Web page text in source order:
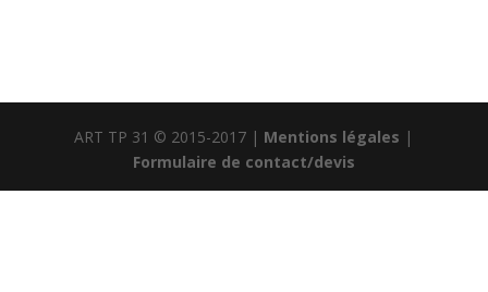
ART TP 31 © 2015-2017 | Mentions légales |
Formulaire de contact/devis